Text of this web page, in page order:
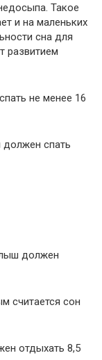
Такое
и на маленьких
сна для
развитием
не менее 16
спать
должен
считается сон
отдыхать 8,5